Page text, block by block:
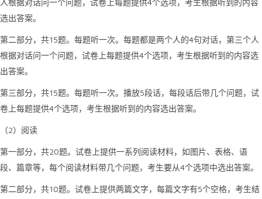
人根据对话问一个问题，试卷上每题提供4个选项，考生根据听到的内容
选出答案。
第二部分，共15题。每题听一次。每题都是两个人的4句对话，第三个人
根据对话问一个问题，试卷上每题提供4个选项，考生根据听到的内容选
出答案。
第三部分，共15题。每题听一次。播放5段话，每段话后带几个问题，试
卷上每题提供4个选项，考生根据听到的内容选出答案。
（2）阅读
第一部分，共20题。试卷上提供一系列阅读材料，如图片、表格、语
段、篇章等，每个阅读材料带几个问题，考生要从4个选项中选出答案。
第二部分，共10题。试卷上提供两篇文字，每篇文字有5个空格，考生结